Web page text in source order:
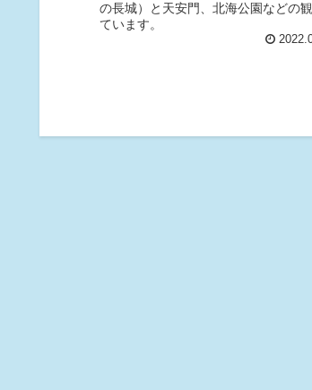
の長城）と天安門、北海公園などの
ています。